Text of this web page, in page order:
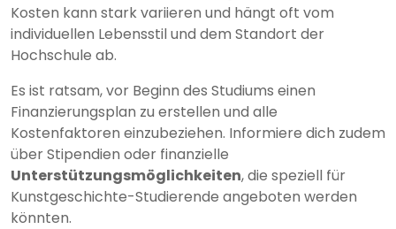
Kosten kann stark variieren und hängt oft vom
individuellen Lebensstil und dem Standort der
Hochschule ab.
Es ist ratsam, vor Beginn des Studiums einen
Finanzierungsplan zu erstellen und alle
Kostenfaktoren einzubeziehen. Informiere dich zudem
über Stipendien oder finanzielle
Unterstützungsmöglichkeiten, die speziell für
Kunstgeschichte-Studierende angeboten werden
könnten.